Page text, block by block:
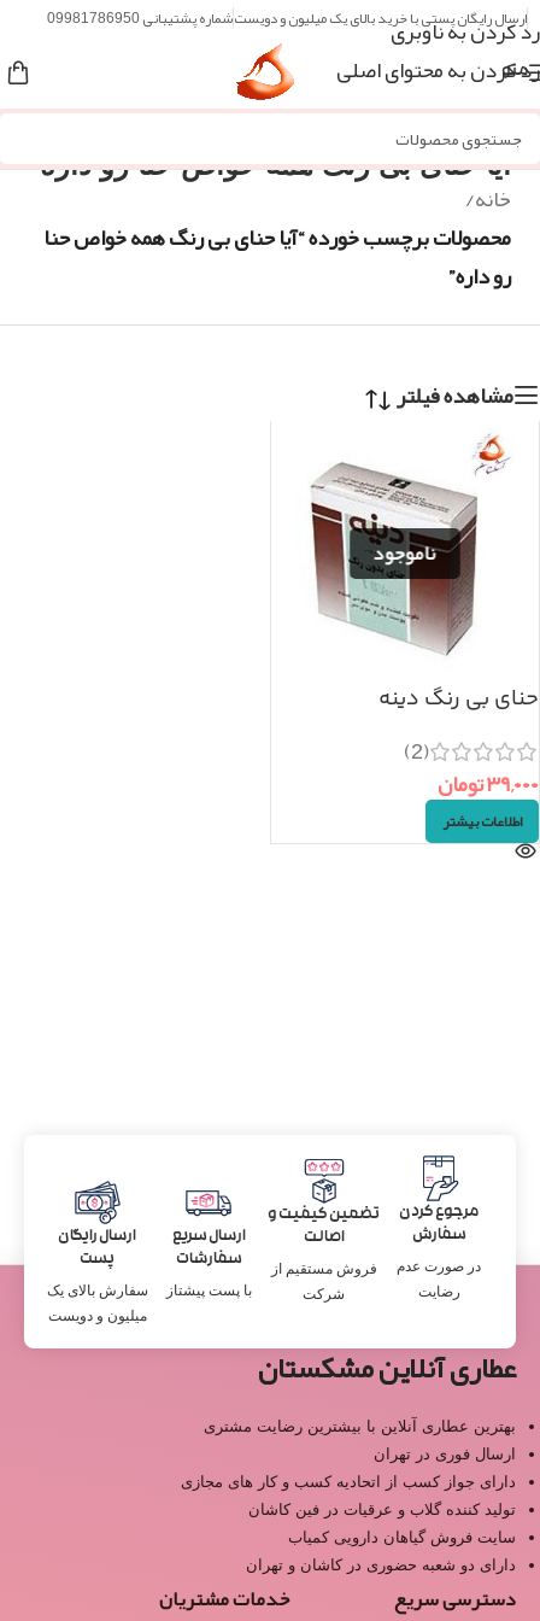
رد کردن به ناوبری
رد کردن به محتوای اصلی
ارسال رایگان پستی با خرید بالای یک میلیون و دویستشماره پشتیبانی 09981786950
منو
آیا حنای بی رنگ همه خواص حنا رو داره
خانه/
محصولات برچسب خورده “آیا حنای بی رنگ همه خواص حنا
رو داره”
مشاهده فیلتر
حنای بی رنگ دینه
(2)
۳۹,۰۰۰تومان
اطلاعات بیشتر
مرجوع کردن
سفارش
در صورت عدم
رضایت
تضمین کیفیت و
اصالت
فروش مستقیم از
شرکت
ارسال سریع
سفارشات
با پست پیشتاز
ارسال رایگان
پست
سفارش بالای یک
میلیون و دویست
عطاری آنلاین مشکستان
بهترین عطاری آنلاین با بیشترین رضایت مشتری
ارسال فوری در تهران
دارای جواز کسب از اتحادیه کسب و کار های مجازی
تولید کننده گلاب و عرقیات در فین کاشان
سایت فروش گیاهان دارویی کمیاب
دارای دو شعبه حضوری در کاشان و تهران
دسترسی سریع خدمات مشتریان